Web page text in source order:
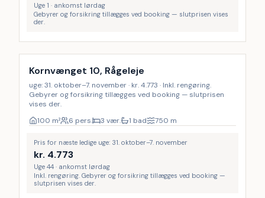
Uge 1 · ankomst lørdag
Gebyrer og forsikring tillægges ved booking — slutprisen vises
der.
Inkl. rengøring
Kornvænget 10, Rågeleje
uge: 31. oktober–7. november · kr. 4.773 · Inkl. rengøring.
Gebyrer og forsikring tillægges ved booking — slutprisen
vises der.
100 m² 6 pers. 3 vær. 1 bad 750 m
Pris for næste ledige uge: 31. oktober–7. november
kr. 4.773
Uge 44 · ankomst lørdag
Inkl. rengøring. Gebyrer og forsikring tillægges ved booking —
slutprisen vises der.